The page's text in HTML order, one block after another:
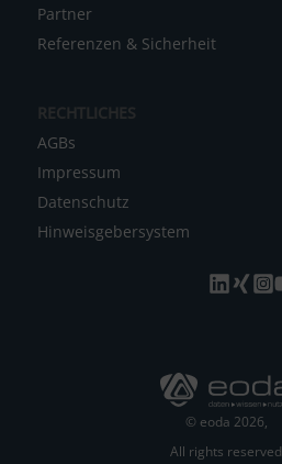
Partner
Referenzen & Sicherheit
RECHTLICHES
AGBs
Impressum
Datenschutz
Hinweisgebersystem
© eoda 2026,
All rights reserved